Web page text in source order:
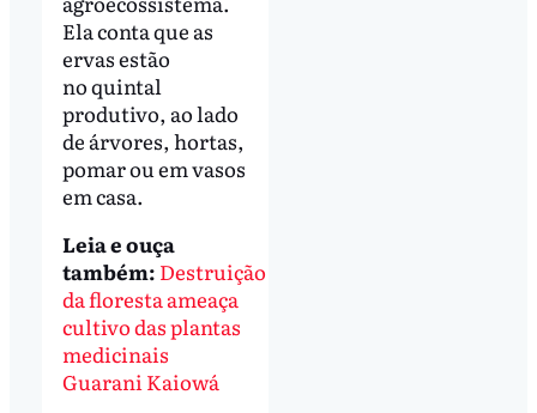
Ela conta que as
ervas estão
no quintal
produtivo, ao lado
de árvores, hortas,
pomar ou em vasos
em casa.
Leia e ouça
também: Destruição
da floresta ameaça
cultivo das plantas
medicinais
Guarani Kaiowá